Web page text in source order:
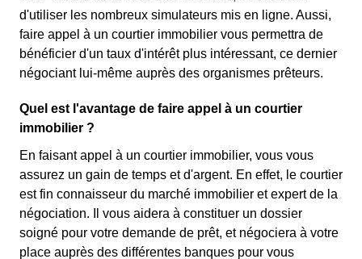
d'utiliser les nombreux simulateurs mis en ligne. Aussi,
faire appel à un courtier immobilier vous permettra de
bénéficier d'un taux d'intérêt plus intéressant, ce dernier
négociant lui-même auprès des organismes prêteurs.
Quel est l'avantage de faire appel à un courtier
immobilier ?
En faisant appel à un courtier immobilier, vous vous
assurez un gain de temps et d'argent. En effet, le courtier
est fin connaisseur du marché immobilier et expert de la
négociation. Il vous aidera à constituer un dossier
soigné pour votre demande de prêt, et négociera à votre
place auprès des différentes banques pour vous